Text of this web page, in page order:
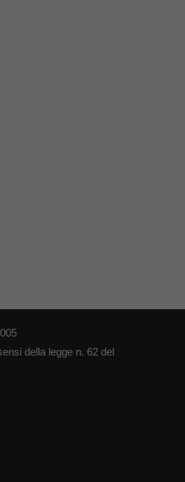
della legge n. 62 del